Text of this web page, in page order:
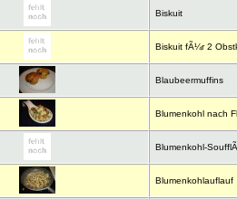
Biskuit
Biskuit fÃ¼r 2
Blaubeermuffins
Blumenkohl nach
Blumenkohl-
Blumenkohlauflauf